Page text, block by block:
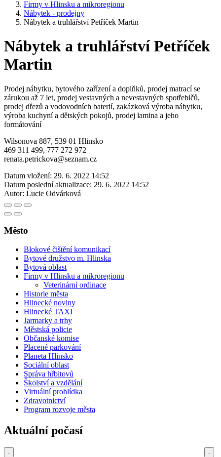
Firmy v Hlinsku a mikroregionu
Nábytek - prodejny
Nábytek a truhlářství Petříček Martin
Nábytek a truhlářství Petříček
Martin
Prodej nábytku, bytového zařízení a doplňků, prodej matrací se
zárukou až 7 let, prodej vestavných a nevestavných spotřebičů,
prodej dřezů a vodovodních baterií, zakázková výroba nábytku,
výroba kuchyní a dětských pokojů, prodej lamina a jeho
formátování
Wilsonova 887, 539 01 Hlinsko
469 311 499, 777 272 972
renata.petrickova@seznam.cz
Datum vložení: 29. 6. 2022 14:52
Datum poslední aktualizace: 29. 6. 2022 14:52
Autor: Lucie Odvárková
Město
Blokové čištění komunikací
Bytové družstvo m. Hlinska
Bytová oblast
Firmy v Hlinsku a mikroregionu
Veterinární ordinace
Historie města
Hlinecké noviny
Hlinecké TAXI
Jarmarky a trhy
Městská policie
Občanské komise
Placené parkování
Planeta Hlinsko
Sociální oblast
Správa hřbitovů
Školství a vzdělání
Virtuální prohlídka
Zdravotnictví
Program rozvoje města
Aktuální počasí